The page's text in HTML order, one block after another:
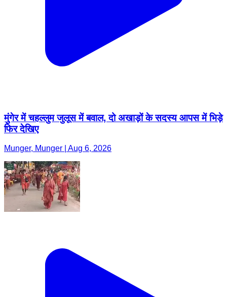
मुंगेर में चहल्लुम जुलूस में बवाल, दो अखाड़ों के सदस्य आपस में भिड़े
फिर देखिए
Munger, Munger | Aug 6, 2026